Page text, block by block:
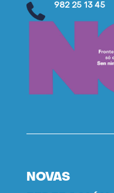
982 25 13 45
NOVAS